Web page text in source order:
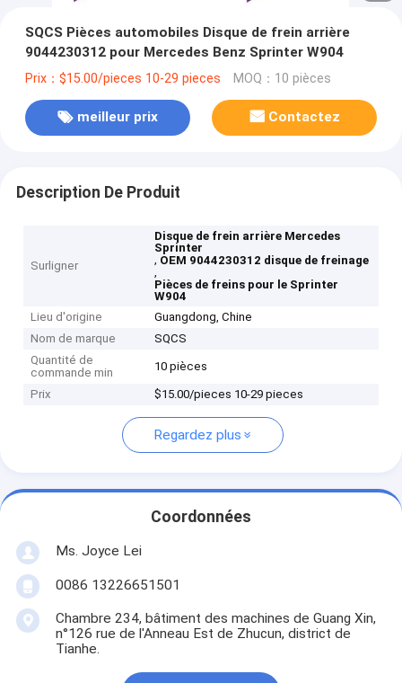
SQCS Pièces automobiles Disque de frein arrière
9044230312 pour Mercedes Benz Sprinter W904
Prix：$15.00/pieces 10-29 pieces MOQ：10 pièces
meilleur prix Contactez
Description De Produit
Surligner
Disque de frein arrière Mercedes
Sprinter
, OEM 9044230312 disque de freinage
,
Pièces de freins pour le Sprinter
W904
Lieu d'origine
Guangdong, Chine
Nom de marque
SQCS
Quantité de
commande min
10 pièces
Prix $15.00/pieces 10-29 pieces
Regardez plus
Coordonnées
Ms. Joyce Lei
0086 13226651501
Chambre 234, bâtiment des machines de Guang Xin,
n°126 rue de l'Anneau Est de Zhucun, district de
Tianhe.